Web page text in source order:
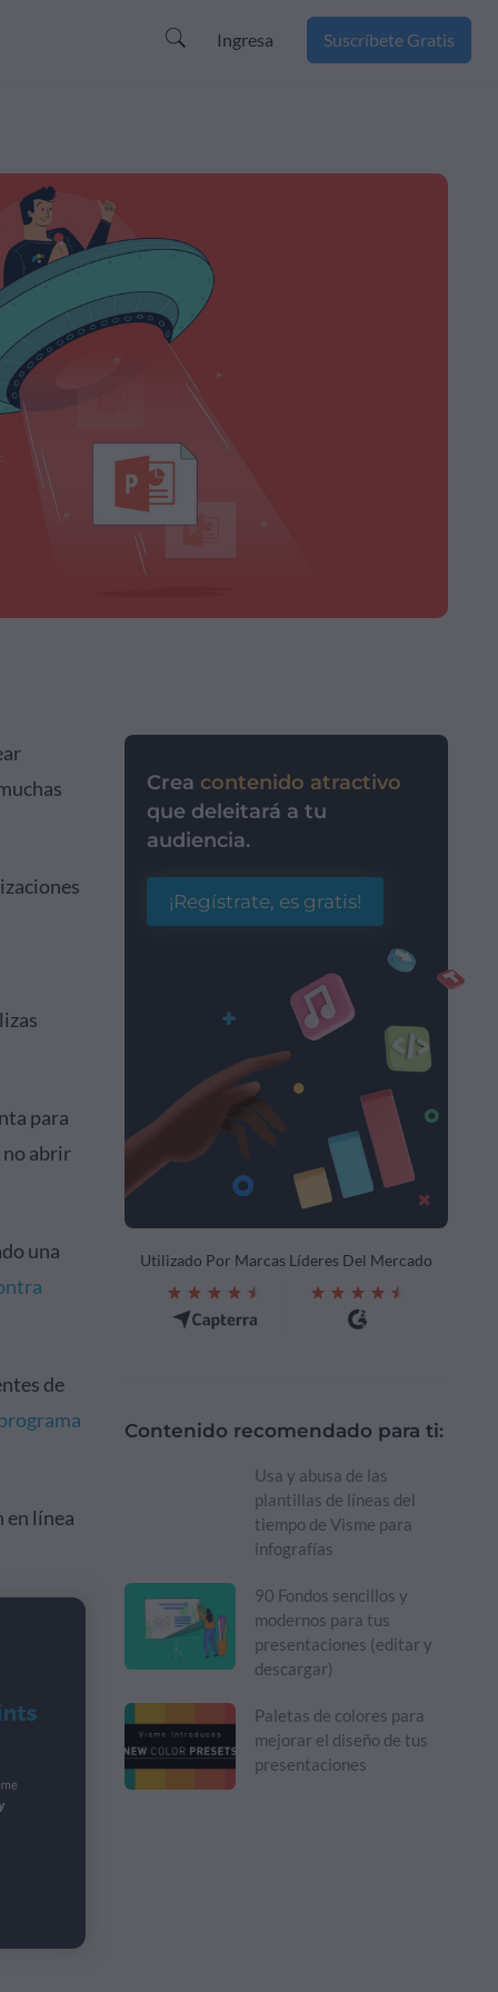
Ingresa Suscríbete Gratis
para
no abrir
una
de
en línea
Crea contenido atractivo
que deleitará a tu
audiencia.
¡Regístrate, es gratis!
Utilizado Por Marcas Líderes Del Mercado
Contenido recomendado para ti:
Usa y abusa de las
plantillas de líneas del
tiempo de Visme para
infografías
90 Fondos sencillos y
modernos para tus
presentaciones (editar y
descargar)
Paletas de colores para
mejorar el diseño de tus
presentaciones